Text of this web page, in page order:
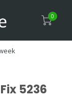
0
5236